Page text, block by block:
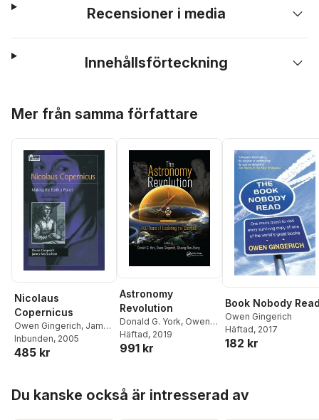
Recensioner i media
Innehållsförteckning
Mer från samma författare
Nicolaus
Copernicus
Owen Gingerich, James
MacLachlan
Inbunden, 2005
485 kr
Astronomy
Revolution
Donald G. York, Owen
Gingerich,Shuang-Nan
Zhang
Häftad, 2019
991 kr
Book Nobody
Owen Gingerich
Häftad, 2017
182 kr
Du kanske också är intresserad av